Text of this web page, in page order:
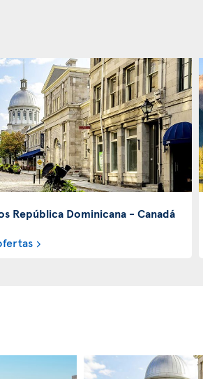
República Dominicana - Canadá